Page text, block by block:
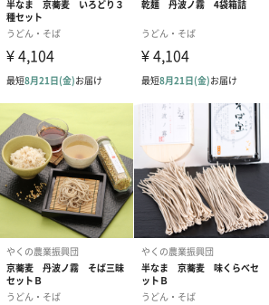
物
れた上品な京都のお蕎麦。
福知山・夜久野の情景が浮かぶ、霧がか